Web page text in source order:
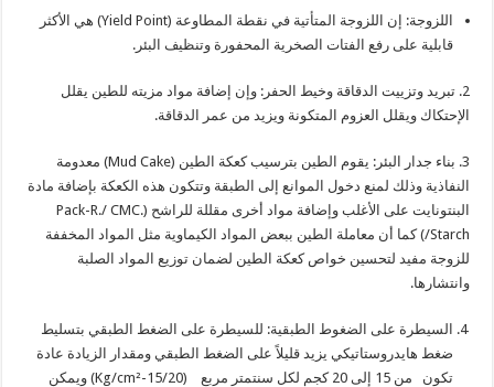
اللزوجة: إن اللزوجة المتأتية في نقطة المطاوعة (Yield Point) هي الأكثر
قابلية على رفع الفتات الصخرية المحفورة وتنظيف البئر.
2. تبريد وتزييت الدقاقة وخيط الحفر: وإن إضافة مواد مزيته للطين يقلل
الإحتكاك ويقلل العزوم المتكونة ويزيد من عمر الدقاقة.
3. بناء جدار البئر: يقوم الطين بترسيب كعكة الطين (Mud Cake) معدومة
النفاذية وذلك لمنع دخول الموانع إلى الطبقة وتتكون هذه الكعكة بإضافة مادة
البنتونايت على الأغلب وإضافة مواد أخرى مقللة للراشح (Pack-R./ CMC.
Starch/) كما أن معاملة الطين ببعض المواد الكيماوية مثل المواد المخففة
للزوجة مفيد لتحسين خواص كعكة الطين لضمان توزيع المواد الصلبة
وانتشارها.
السيطرة على الضغوط الطبقية: للسيطرة على الضغط الطبقي بتسليط
ضغط هايدروستاتيكي يزيد قليلاً على الضغط الطبقي ومقدار الزيادة عادة
تكون من 15 إلى 20 كجم لكل سنتمتر مربع (15/20-Kg/cm²) ويمكن